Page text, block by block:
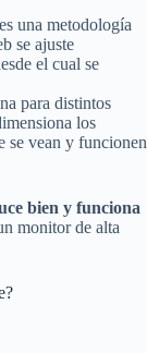
una metodología
se ajuste
el cual se
para distintos
los
se vean y funcionen
bien y funciona
monitor de alta